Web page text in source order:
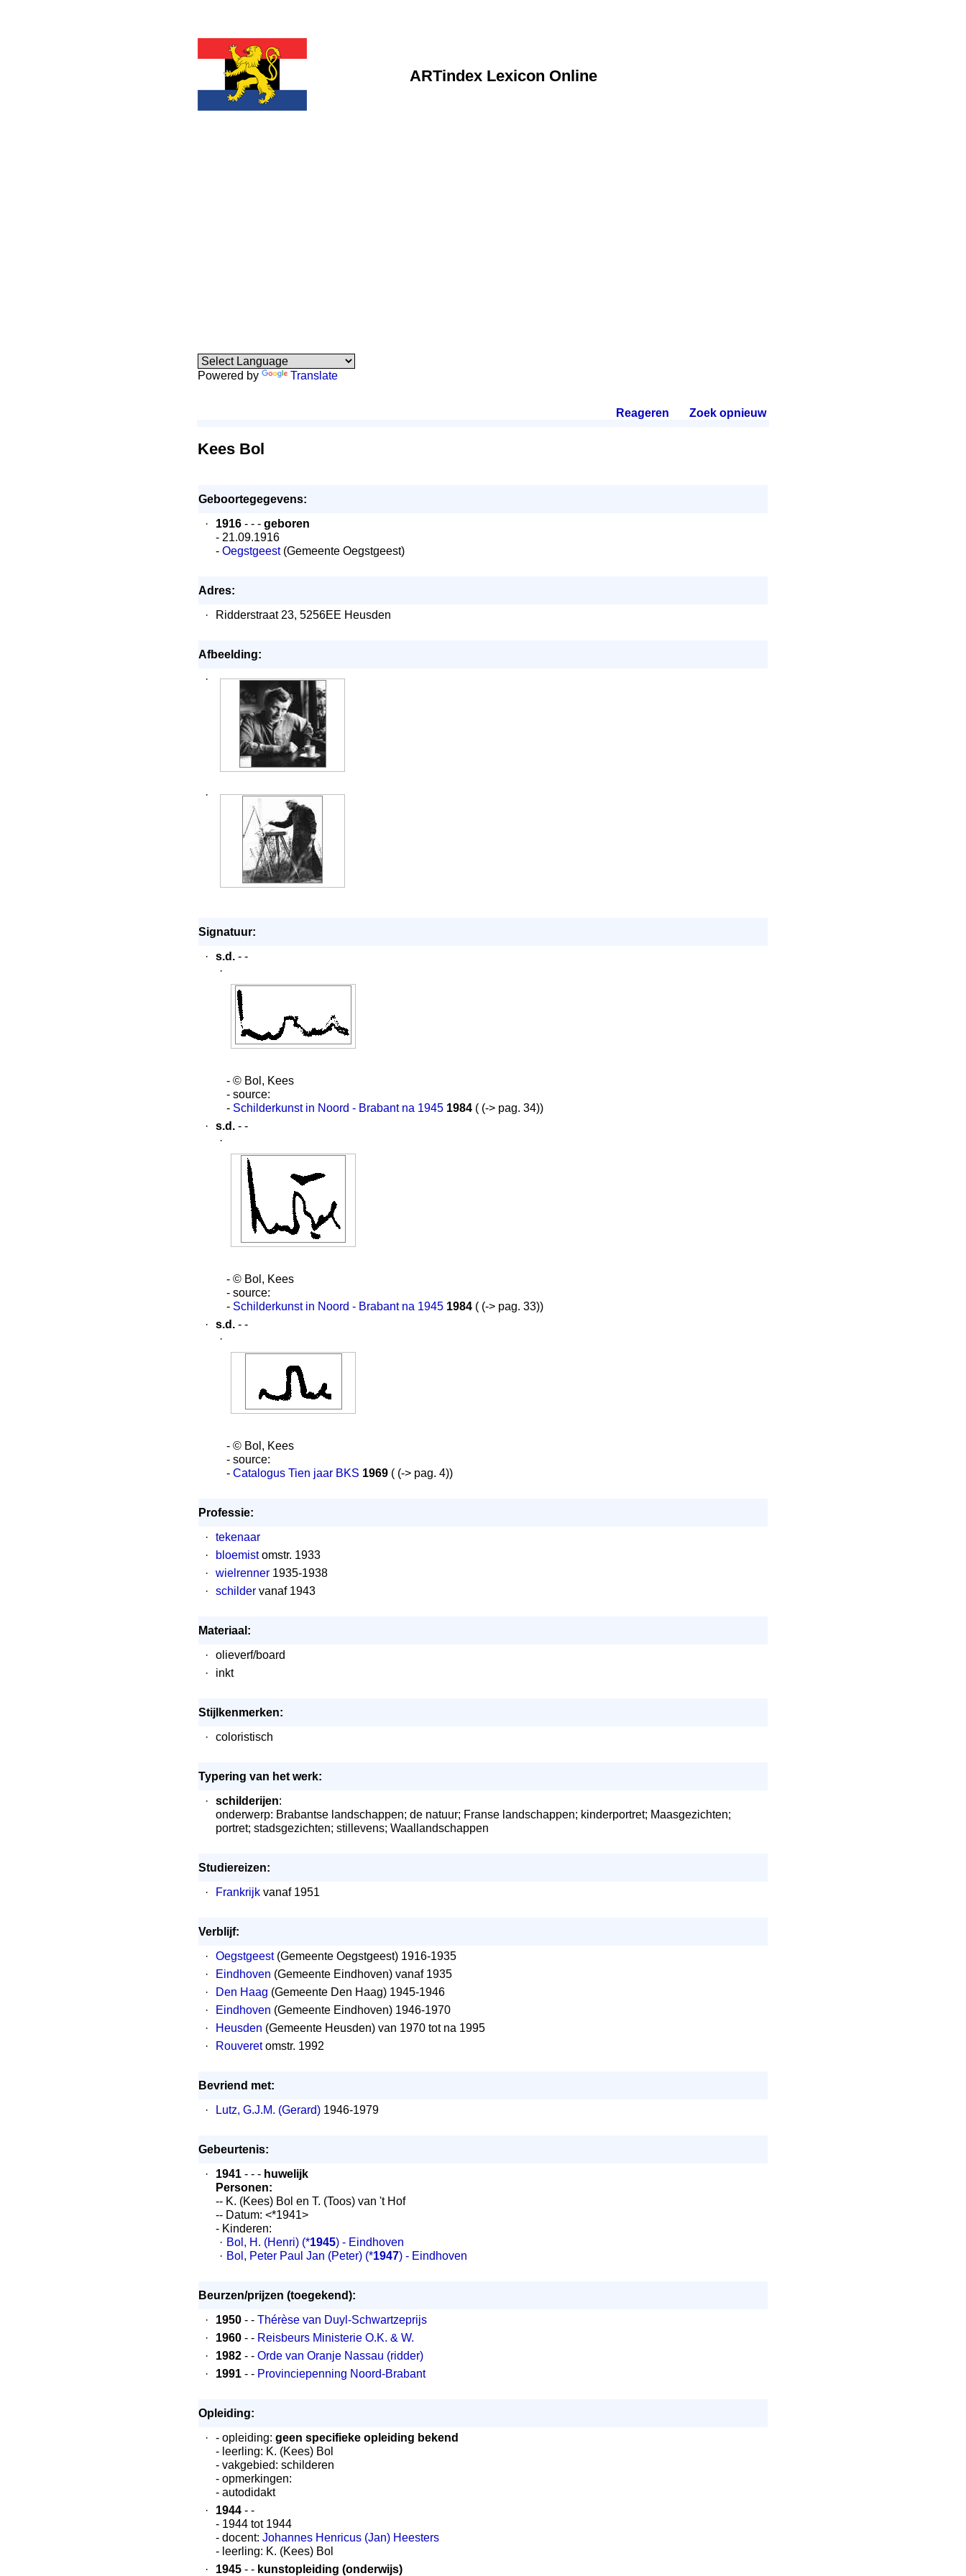
ARTindex Lexicon Online
Powered by Translate
Reageren Zoek opnieuw.
Kees Bol
Geboortegegevens:
·
1916 - - - geboren
- 21.09.1916
- Oegstgeest(Gemeente Oegstgeest)
Adres:
·
Ridderstraat 23, 5256EE Heusden
Afbeelding:
·
·
Signatuur:
·
s.d. - -
·
- © Bol, Kees
- source:
- Schilderkunst in Noord - Brabant na 1945 1984 ( (-> pag. 34))
·
s.d. - -
·
- © Bol, Kees
- source:
- Schilderkunst in Noord - Brabant na 1945 1984 ( (-> pag. 33))
·
s.d. - -
·
- © Bol, Kees
- source:
- Catalogus Tien jaar BKS 1969 ( (-> pag. 4))
Professie:
·
tekenaar
·
bloemistomstr. 1933
·
wielrenner 1935-1938
·
schilder vanaf 1943
Materiaal:
·
olieverf/board
·
inkt
Stijlkenmerken:
·
coloristisch
Typering van het werk:
·
schilderijen:
onderwerp: Brabantse landschappen; de natuur; Franse landschappen; kinderportret; Maasgezichten;
portret; stadsgezichten; stillevens; Waallandschappen
Studiereizen:
·
Frankrijk vanaf 1951
Verblijf:
·
Oegstgeest(Gemeente Oegstgeest) 1916-1935
·
Eindhoven (Gemeente Eindhoven) vanaf 1935
·
Den Haag (Gemeente Den Haag) 1945-1946
·
Eindhoven (Gemeente Eindhoven) 1946-1970
·
Heusden (Gemeente Heusden) van 1970 tot na 1995
·
Rouveretomstr. 1992
Bevriend met:
·
Lutz, G.J.M. (Gerard) 1946-1979
Gebeurtenis:
·
1941 - - - huwelijk
Personen:
-- K. (Kees) Bol en T. (Toos) van 't Hof
-- Datum: <*1941>
- Kinderen:
· Bol, H. (Henri) (*1945) - Eindhoven
· Bol, Peter Paul Jan (Peter) (*1947) - Eindhoven
Beurzen/prijzen (toegekend):
·
1950 - - Thérèse van Duyl-Schwartzeprijs
·
1960 - - Reisbeurs Ministerie O.K. & W.
·
1982 - - Orde van Oranje Nassau (ridder)
·
1991 - - Provinciepenning Noord-Brabant
Opleiding:
·
- opleiding: geen specifieke opleiding bekend
- leerling: K. (Kees) Bol
- vakgebied: schilderen
- opmerkingen:
- autodidakt
·
1944 - -
- 1944 tot 1944
- docent: Johannes Henricus (Jan) Heesters
- leerling: K. (Kees) Bol
·
1945 - - kunstopleiding (onderwijs)